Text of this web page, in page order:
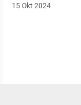
15 Okt 2024